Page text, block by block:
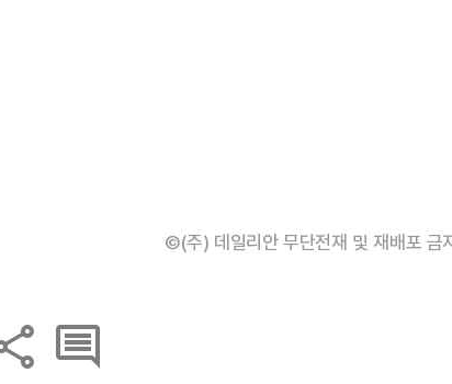
©(주) 데일리안 무단전재 및 재배포 금